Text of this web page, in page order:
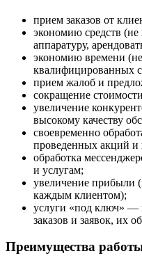
прием заказов от
экономию средств (не
аппаратуру,
экономию времени
квалифицированных
прием жалоб и
сокращение
увеличение
высокому качеству
своевременно
проведенных акций и
обработка
и услугам;
увеличение прибыли
каждым клиентом);
услуги «под ключ» —
заказов и заявок, их
Преимущества